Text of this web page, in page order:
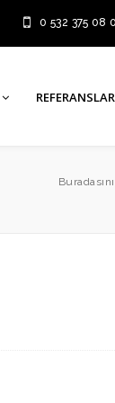
0 532 375 08